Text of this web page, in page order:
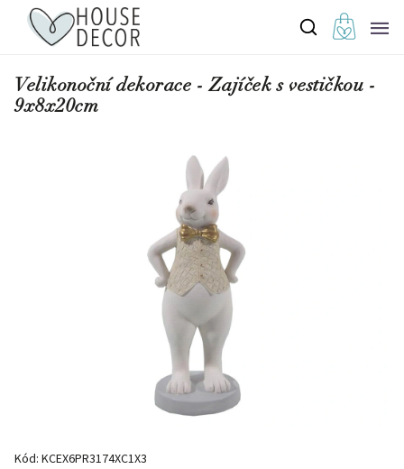
Velikonoční dekorace - Zajíček s vestičkou -
9x8x20cm
Kód: KCEX6PR3174XC1X3